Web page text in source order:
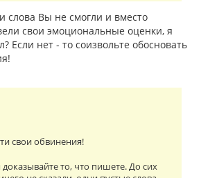
слова Вы не смогли и вместо
свои эмоциональные оценки, я
Если нет - то соизвольте обосновать
свои обвинения!
то, что пишете. До сих